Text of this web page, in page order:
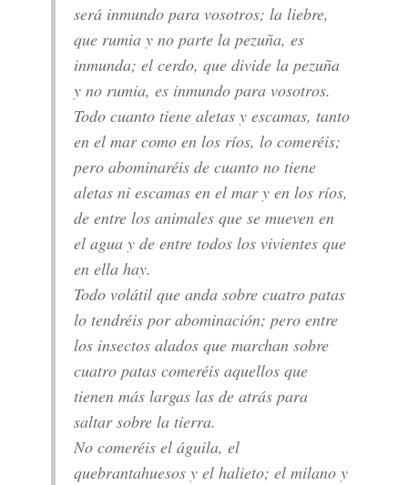
será inmundo para vosotros; la liebre,
que rumia y no parte la pezuña, es
inmunda; el cerdo, que divide la pezuña
y no rumia, es inmundo para vosotros.
Todo cuanto tiene aletas y escamas, tanto
en el mar como en los ríos, lo comeréis;
pero abominaréis de cuanto no tiene
aletas ni escamas en el mar y en los ríos,
de entre los animales que se mueven en
el agua y de entre todos los vivientes que
en ella hay.
Todo volátil que anda sobre cuatro patas
lo tendréis por abominación; pero entre
los insectos alados que marchan sobre
cuatro patas comeréis aquellos que
tienen más largas las de atrás para
saltar sobre la tierra.
No comeréis el águila, el
quebrantahuesos y el halieto; el milano y